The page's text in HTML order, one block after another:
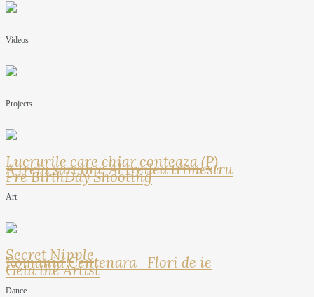
Videos
Projects
Lucrurile care chiar conteaza (P)
A treia sarcina: Al treilea trimestru
Pre BirthDay Shooting
Art
Secret Nipple
Romania Centenara- Flori de ie
Geta the Artist
Dance